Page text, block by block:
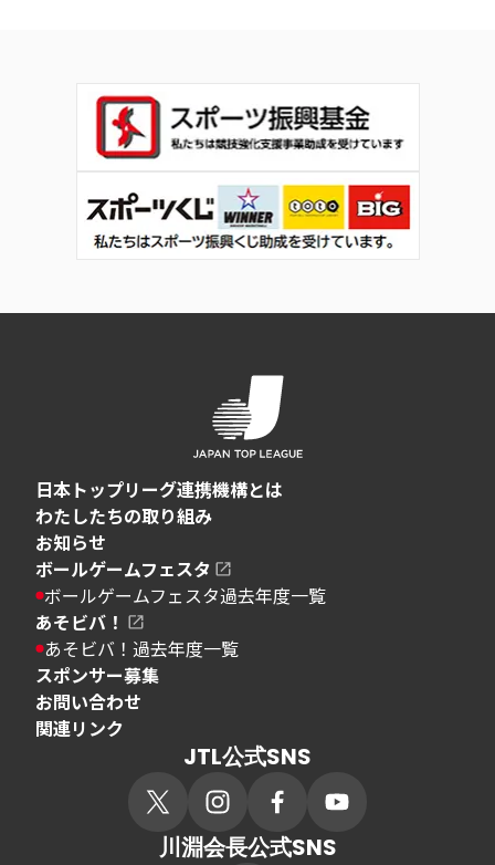
日本トップリーグ連携機構とは
わたしたちの取り組み
お知らせ
ボールゲームフェスタ
ボールゲームフェスタ過去年度一覧
あそビバ！
あそビバ！過去年度一覧
スポンサー募集
お問い合わせ
関連リンク
JTL公式SNS
川淵会長公式SNS